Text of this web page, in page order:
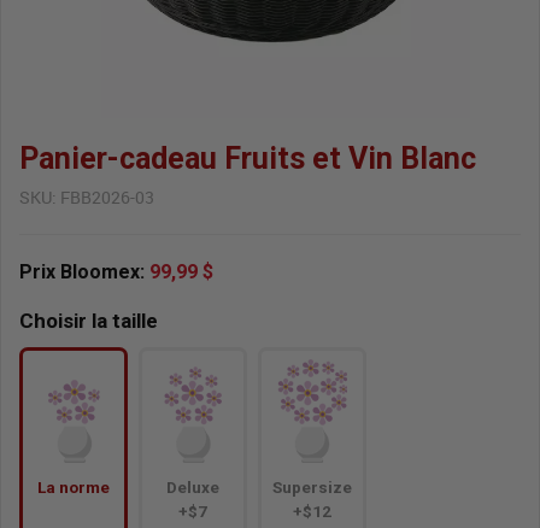
Panier-cadeau Fruits et Vin Blanc
SKU: FBB2026-03
Prix Bloomex: 99,99 $
Choisir la taille
La norme
Deluxe
+$7
Supersize
+$12